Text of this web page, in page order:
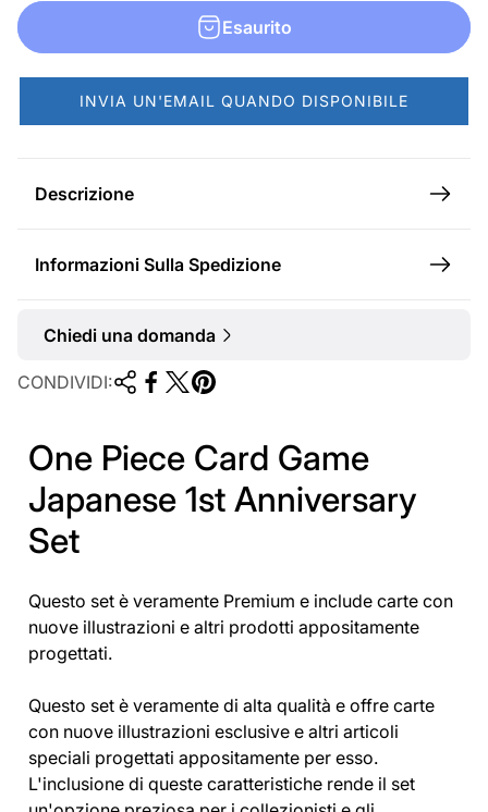
v
e
n
d
r
m
a
l
Esaurito
INVIA UN'EMAIL QUANDO DISPONIBILE
Descrizione
Informazioni Sulla Spedizione
Chiedi una domanda
CONDIVIDI:
One Piece Card Game
Japanese 1st Anniversary
Set
Questo set è veramente Premium e include carte con
nuove illustrazioni e altri prodotti appositamente
progettati.
Questo set è veramente di alta qualità e offre carte
con nuove illustrazioni esclusive e altri articoli
speciali progettati appositamente per esso.
L'inclusione di queste caratteristiche rende il set